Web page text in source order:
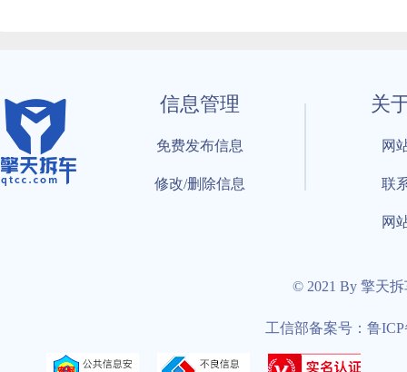
信息管理
免费发布信息
修改/删除信息
关
网
联
网
© 2021 By 擎天
工信部备案号：鲁